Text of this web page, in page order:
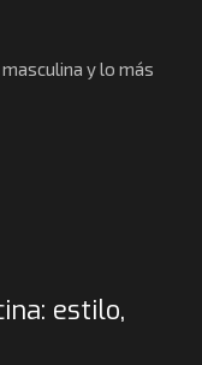
y lo más
estilo,